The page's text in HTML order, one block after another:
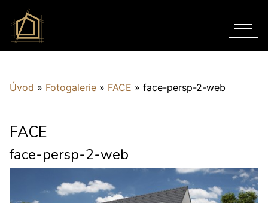
Úvod » Fotogalerie » FACE » face-persp-2-web
FACE
face-persp-2-web